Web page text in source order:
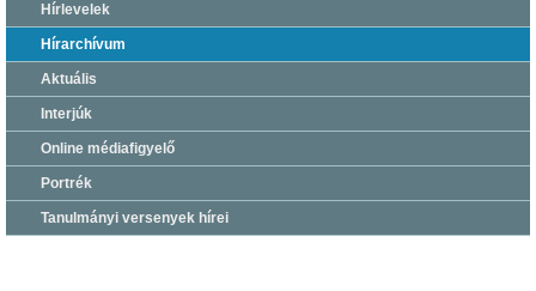
Hírlevelek
Hírarchívum
Aktuális
Interjúk
Online médiafigyelő
Portrék
Tanulmányi versenyek hírei